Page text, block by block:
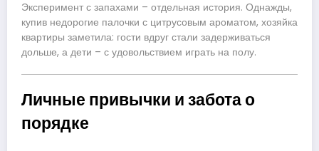
Эксперимент с запахами – отдельная история. Однажды,
купив недорогие палочки с цитрусовым ароматом, хозяйка
квартиры заметила: гости вдруг стали задерживаться
дольше, а дети – с удовольствием играть на полу.
Личные привычки и забота о
порядке